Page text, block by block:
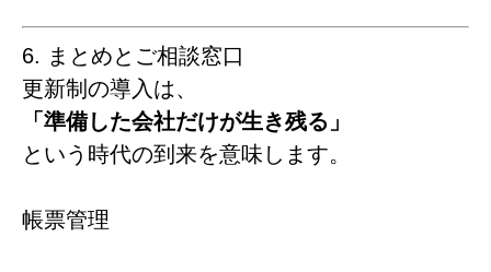
6. まとめとご相談窓口
更新制の導入は、
「準備した会社だけが生き残る」
という時代の到来を意味します。
帳票管理